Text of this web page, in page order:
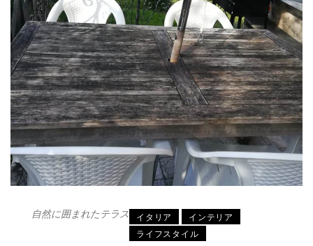
自然に囲まれたテラス イタリア
インテリア
ライフスタイル